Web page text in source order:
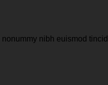
nibh euismod